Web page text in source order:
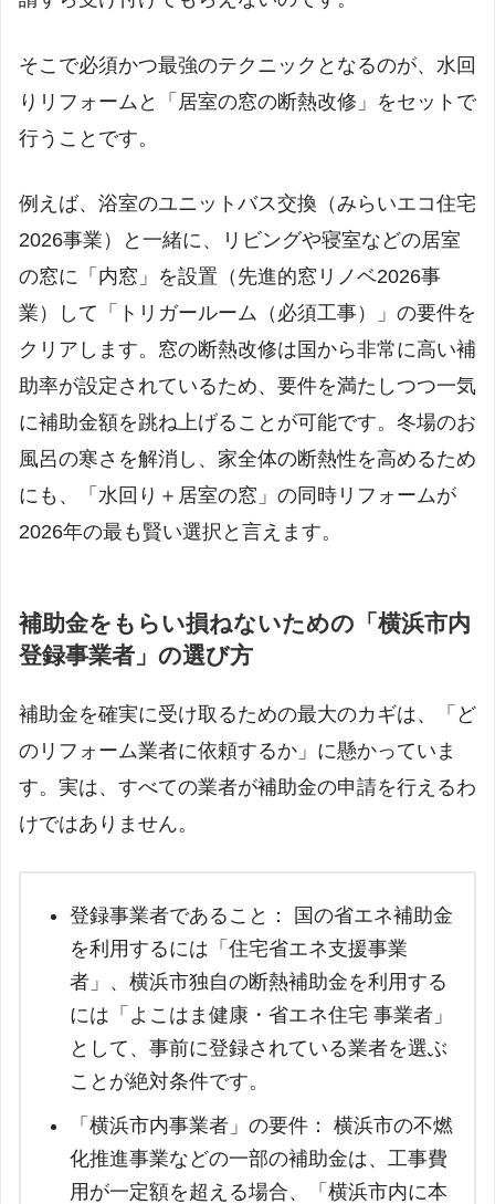
そこで必須かつ最強のテクニックとなるのが、水回
りリフォームと「居室の窓の断熱改修」をセットで
行うことです。
例えば、浴室のユニットバス交換（みらいエコ住宅
2026事業）と一緒に、リビングや寝室などの居室
の窓に「内窓」を設置（先進的窓リノベ2026事
業）して「トリガールーム（必須工事）」の要件を
クリアします。窓の断熱改修は国から非常に高い補
助率が設定されているため、要件を満たしつつ一気
に補助金額を跳ね上げることが可能です。冬場のお
風呂の寒さを解消し、家全体の断熱性を高めるため
にも、「水回り＋居室の窓」の同時リフォームが
2026年の最も賢い選択と言えます。
補助金をもらい損ねないための「横浜市内
登録事業者」の選び方
補助金を確実に受け取るための最大のカギは、「ど
のリフォーム業者に依頼するか」に懸かっていま
す。実は、すべての業者が補助金の申請を行えるわ
けではありません。
登録事業者であること： 国の省エネ補助金
を利用するには「住宅省エネ支援事業
者」、横浜市独自の断熱補助金を利用する
には「よこはま健康・省エネ住宅 事業者」
として、事前に登録されている業者を選ぶ
ことが絶対条件です。
「横浜市内事業者」の要件： 横浜市の不燃
化推進事業などの一部の補助金は、工事費
用が一定額を超える場合、「横浜市内に本